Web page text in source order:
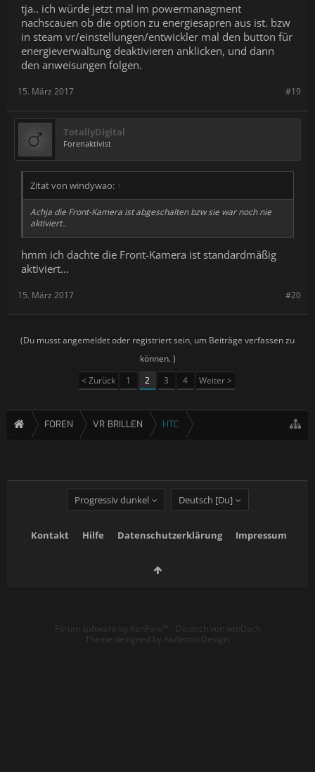
tja.. ich würde jetzt mal im powermanagment
nachscauen ob die option zu energiesapren aus ist. bzw
in steam vr/einstellungen/entwickler mal den button für
energieverwaltung deaktivieren anklicken, und dann
den anweisungen folgen.
#19
15. März 2017
TotallyDigital
Forenaktivist
Zitat von windywao: ↑
Achja die Front-Kamera ist abgeschalten bzw sie war noch nie
aktiviert..
hmm ich dachte die Front-Kamera ist standardmäßig
aktiviert...
#20
15. März 2017
(Du musst angemeldet oder registriert sein, um Beiträge verfassen zu
können. )
< Zurück
1 2 3 4 Weiter >
FOREN VR BRILLEN HTC
Progressiv dunkel Deutsch [Du]
Kontakt Hilfe Datenschutzerklärung Impressum
Forum software by XenForo™ - Deutsch von xenDach
Theme designed by Audentio Design.